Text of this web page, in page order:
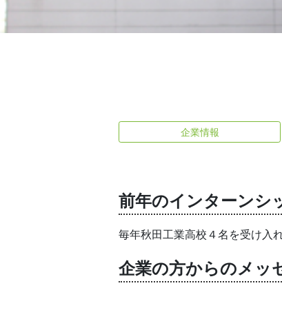
企業情報
前年のインターンシ
毎年秋田工業高校４名を受け入
企業の方からのメッ